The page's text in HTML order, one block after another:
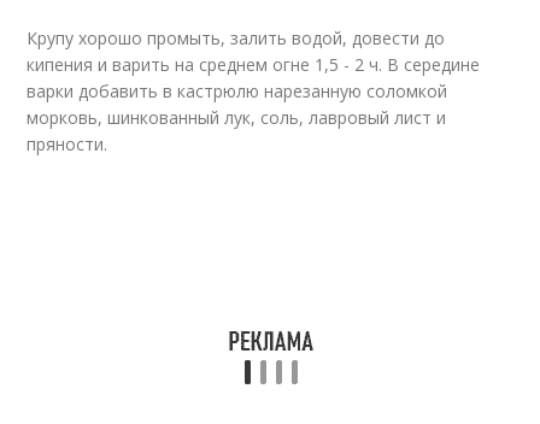
Крупу хорошо промыть, залить водой, довести до
кипения и варить на среднем огне 1,5 - 2 ч. В середине
варки добавить в кастрюлю нарезанную соломкой
морковь, шинкованный лук, соль, лавровый лист и
пряности.